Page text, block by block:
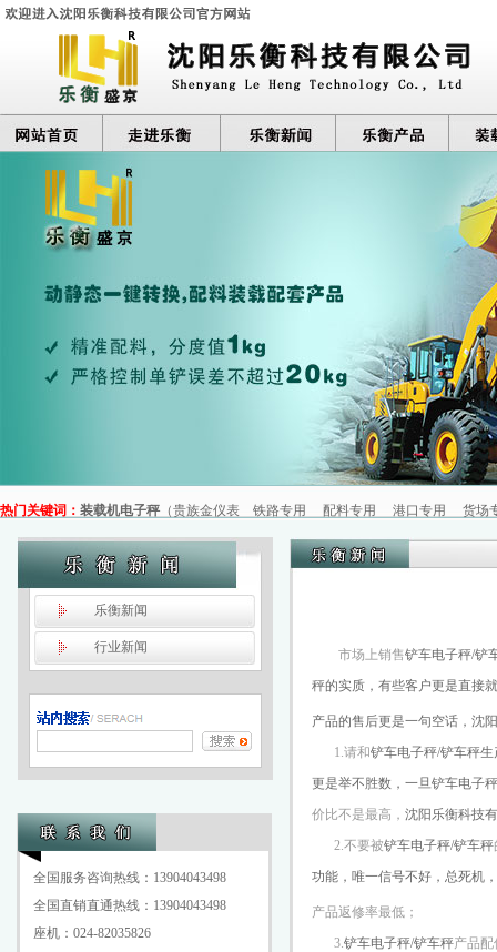
热门关键词： 装载机电子秤（贵族金仪表 铁路专用 配料专用 港口专用 货场
乐衡新闻
行业新闻
全国服务咨询热线：13904043498
全国直销直通热线：13904043498
座机：024-82035826
市场上销售铲车电子秤/铲
秤的实质，有些客户更是直接
产品的售后更是一句空话， 沈
1.请和铲车电子秤/铲车秤生
更是举不胜数，一旦铲车电子
价比不是最高， 沈阳乐衡科技
2.不要被铲车电子秤/铲车秤
功能，唯一信号不好，总死机
产品返修率最低；
3.铲车电子秤/铲车秤产品